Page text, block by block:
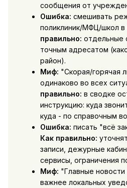
сообщения от
Ошибка: смешивать
поликлиник/МФЦ/школ в
правильно: отдельные
точным адресатом
район).
Миф: "Скорая/горячая
одинаково во всех
правильно: в сводке
инструкцию: куда
куда - по справочным
Ошибка: писать "всё
Как правильно:
записи, дежурные
сервисы, ограничения
Миф: "Главные
важнее локальных